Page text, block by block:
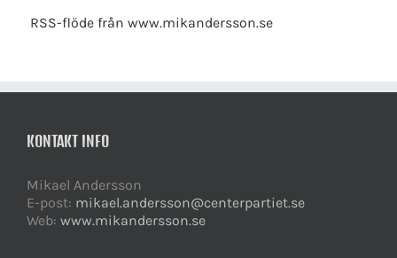
RSS-flöde från www.mikandersson.se
KONTAKT INFO
Mikael Andersson
E-post: mikael.andersson@centerpartiet.se
Web: www.mikandersson.se